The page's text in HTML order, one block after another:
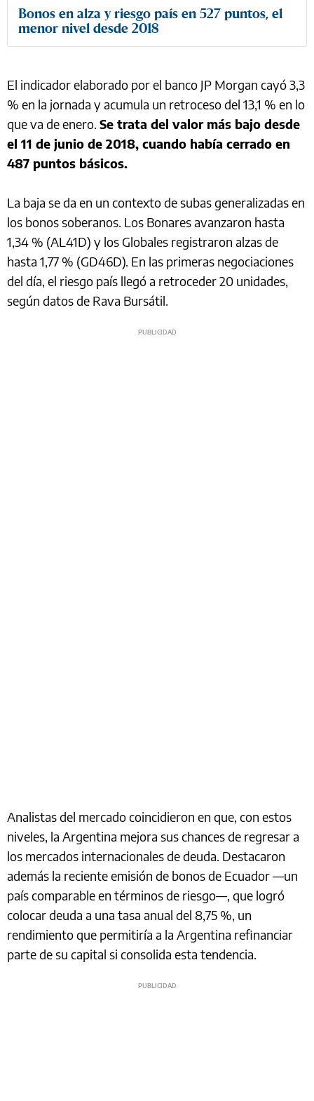
Bonos en alza y riesgo país en 527 puntos, el
menor nivel desde 2018
El indicador elaborado por el banco JP Morgan cayó 3,3
% en la jornada y acumula un retroceso del 13,1 % en lo
que va de enero. Se trata del valor más bajo desde
el 11 de junio de 2018, cuando había cerrado en
487 puntos básicos.
La baja se da en un contexto de subas generalizadas en
los bonos soberanos. Los Bonares avanzaron hasta
1,34 % (AL41D) y los Globales registraron alzas de
hasta 1,77 % (GD46D). En las primeras negociaciones
del día, el riesgo país llegó a retroceder 20 unidades,
según datos de Rava Bursátil.
Analistas del mercado coincidieron en que, con estos
niveles, la Argentina mejora sus chances de regresar a
los mercados internacionales de deuda. Destacaron
además la reciente emisión de bonos de Ecuador —un
país comparable en términos de riesgo—, que logró
colocar deuda a una tasa anual del 8,75 %, un
rendimiento que permitiría a la Argentina refinanciar
parte de su capital si consolida esta tendencia.